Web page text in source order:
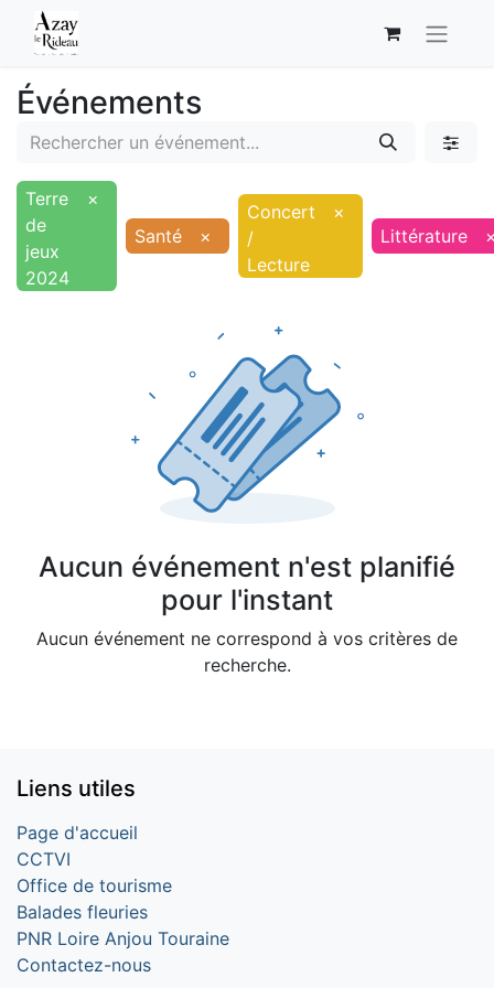
Événements
Terre
de
jeux
2024
×
Santé
×
Concert
/
Lecture
×
Littérature
Aucun événement n'est planifié
pour l'instant
Aucun événement ne correspond à vos critères de
recherche.
Liens utiles
Page d'accueil
CCTVI
Office de tourisme
Balades fleuries
PNR Loire Anjou Touraine
Contactez-nous